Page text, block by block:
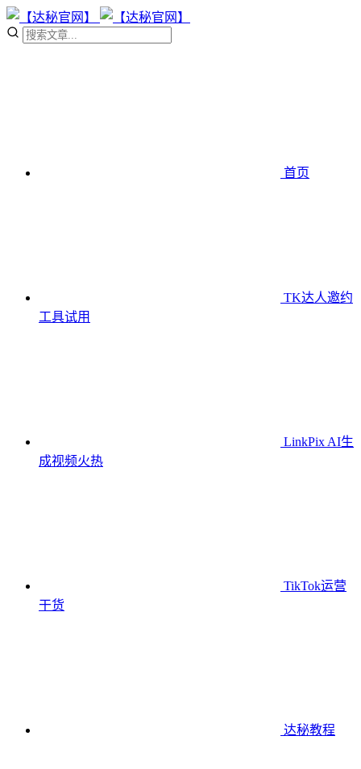
首页
TK达人邀约
工具试用
LinkPix AI生
成视频火热
TikTok运营
干货
达秘教程